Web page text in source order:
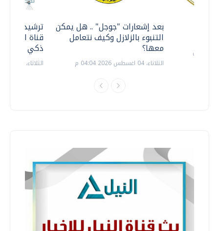
ترشيدا
قناة
ذكي
الثلاثاء، 14 يوليو 2026 06:11 م
بعد إشعارات "جوجل" .. هل يمكن
التنبوء بالزلازل وكيف نتعامل
معها؟
الثلاثاء، 04 اغسطس 2026 04:04 م